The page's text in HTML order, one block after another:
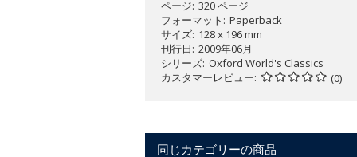
reconstruction to make way for Les
from its devotion to the Government,
world in which food and the injustice
The Belly of Paris (Le Ventre de Paris)
ページ 320 ページ
フォーマット
Paperback
サイズ 128 x 196 mm
刊行日 2009年06月
シリーズ Oxford World's Classics
カスタマーレビュー
(0)
同じカテゴリーの商品